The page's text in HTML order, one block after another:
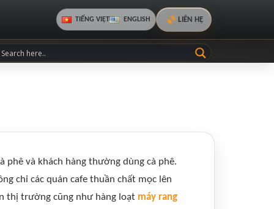
TIẾNG VIỆT ENGLISH LIÊN HỆ
phê và khách hàng thường dùng cà phê.
chỉ các quán cafe thuần chất mọc lên
thị trường cũng như hàng loạt máy rang